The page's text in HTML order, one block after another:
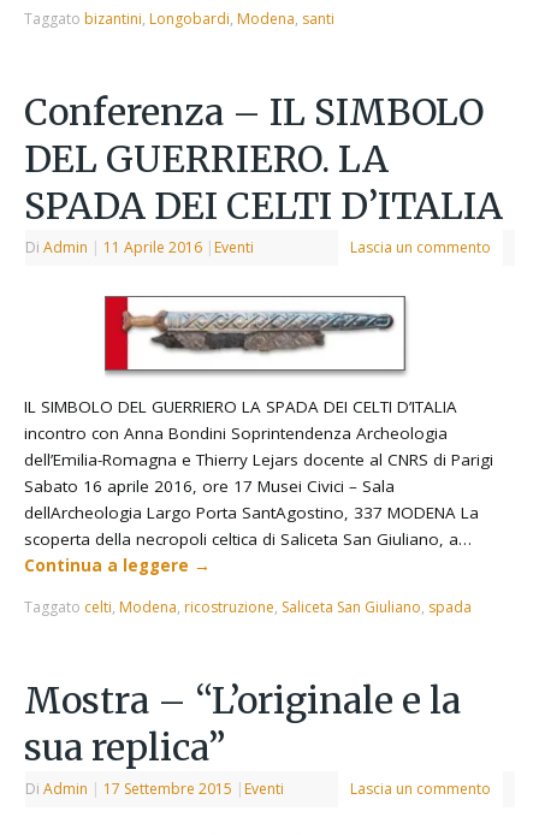
Taggato bizantini, Longobardi, Modena, santi
Conferenza – IL SIMBOLO
DEL GUERRIERO. LA
SPADA DEI CELTI D’ITALIA
DiAdmin | 11 Aprile 2016 | Eventi Lascia un commento
IL SIMBOLO DEL GUERRIERO LA SPADA DEI CELTI D’ITALIA
incontro con Anna Bondini Soprintendenza Archeologia
dell’Emilia-Romagna e Thierry Lejars docente al CNRS di Parigi
Sabato 16 aprile 2016, ore 17 Musei Civici – Sala
dellArcheologia Largo Porta SantAgostino, 337 MODENA La
scoperta della necropoli celtica di Saliceta San Giuliano, a…
Continua a leggere →
Taggato celti, Modena, ricostruzione, Saliceta San Giuliano, spada
Mostra – “L’originale e la
sua replica”
DiAdmin | 17 Settembre 2015 | Eventi Lascia un commento